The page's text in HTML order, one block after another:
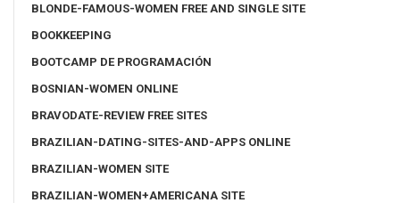
BLONDE-FAMOUS-WOMEN FREE AND SINGLE SITE
BOOKKEEPING
BOOTCAMP DE PROGRAMACIÓN
BOSNIAN-WOMEN ONLINE
BRAVODATE-REVIEW FREE SITES
BRAZILIAN-DATING-SITES-AND-APPS ONLINE
BRAZILIAN-WOMEN SITE
BRAZILIAN-WOMEN+AMERICANA SITE